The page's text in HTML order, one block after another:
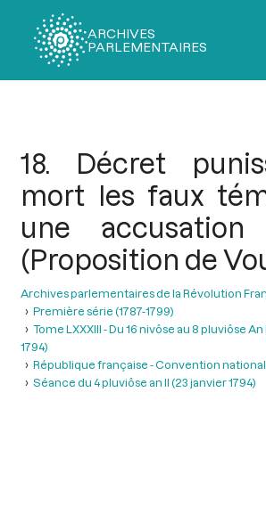
ARCHIVES
PARLEMENTAIRES
18. Décret
mort les faux
une accusation
(Proposition de
Archives parlementaires de la Révolution
Première série (1787-1799)
Tome LXXXIII - Du 16 nivôse au 8 pluviôse
1794)
République française - Convention
Séance du 4 pluviôse an II (23 janvier 1794)